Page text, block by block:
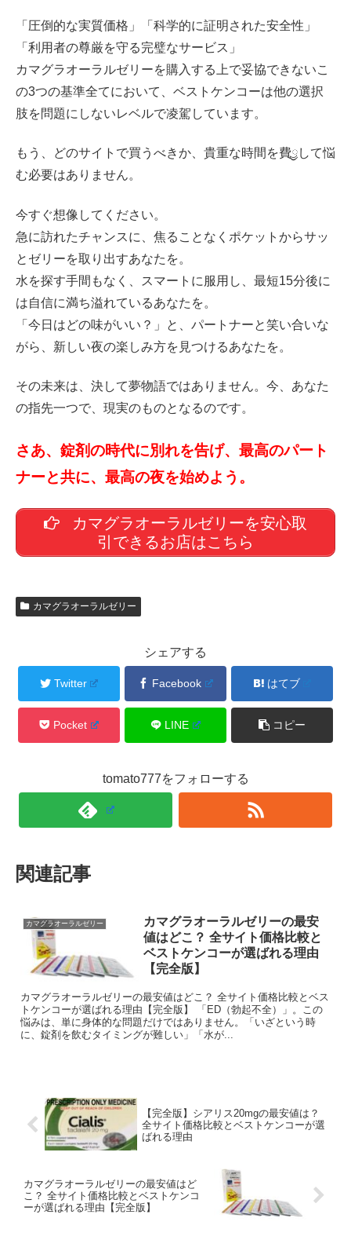
「圧倒的な実質価格」「科学的に証明された安全性」
「利用者の尊厳を守る完璧なサービス」
カマグラオーラルゼリーを購入する上で妥協できないこ
の3つの基準全てにおいて、ベストケンコーは他の選択
肢を問題にしないレベルで凌駕しています。
もう、どのサイトで買うべきか、貴重な時間を費ྱして悩
む必要はありません。
今すぐ想像してください。
急に訪れたチャンスに、焦ることなくポケットからサッ
とゼリーを取り出すあなたを。
水を探す手間もなく、スマートに服用し、最短15分後に
は自信に満ち溢れているあなたを。
「今日はどの味がいい？」と、パートナーと笑い合いな
がら、新しい夜の楽しみ方を見つけるあなたを。
その未来は、決して夢物語ではありません。今、あなた
の指先一つで、現実のものとなるのです。
さあ、錠剤の時代に別れを告げ、最高のパート
ナーと共に、最高の夜を始めよう。
カマグラオーラルゼリーを安心取
引できるお店はこちら
カマグラオーラルゼリー
シェアする
Twitter Facebook はてブ
Pocket LINE コピー
tomato777をフォローする
関連記事
カマグラオーラルゼリー
カマグラオーラルゼリーの最安
値はどこ？ 全サイト価格比較と
ベストケンコーが選ばれる理由
【完全版】
カマグラオーラルゼリーの最安値はどこ？ 全サイト価格比較とベス
トケンコーが選ばれる理由【完全版】 「ED（勃起不全）」。この
悩みは、単に身体的な問題だけではありません。「いざという時
に、錠剤を飲むタイミングが難しい」「水が...
【完全版】シアリス20mgの最安値は？
全サイト価格比較とベストケンコーが選
ばれる理由
カマグラオーラルゼリーの最安値はど
こ？ 全サイト価格比較とベストケンコ
ーが選ばれる理由【完全版】